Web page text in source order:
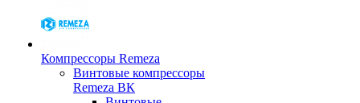
Компрессоры Remeza
Винтовые компрессоры
Remeza ВК